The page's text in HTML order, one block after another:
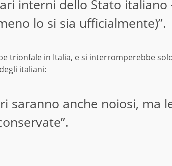
interni dello Stato italiano
lo si sia ufficialmente)”.
trionfale in Italia, e si interromperebbe
italiani:
saranno anche noiosi, ma